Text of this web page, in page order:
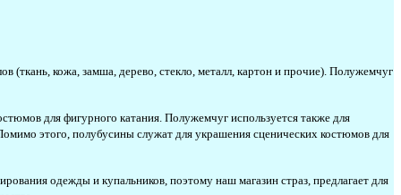
кожа, замша, дерево, стекло, металл, картон и прочие). Полужемчуг
для фигурного катания. Полужемчуг используется также для
этого, полубусины служат для украшения сценических костюмов для
одежды и купальников, поэтому наш магазин страз, предлагает для